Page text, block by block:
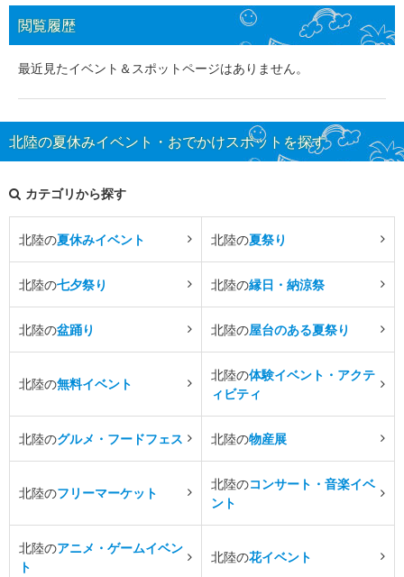
閲覧履歴
最近見たイベント＆スポットページはありません。
北陸の夏休みイベント・おでかけスポットを探す
カテゴリから探す
北陸の夏休みイベント 北陸の夏祭り
北陸の七夕祭り 北陸の縁日・納涼祭
北陸の盆踊り 北陸の屋台のある夏祭り
北陸の無料イベント
北陸の体験イベント・アクテ
ィビティ
北陸のグルメ・フードフェス 北陸の物産展
北陸のフリーマーケット
北陸のコンサート・音楽イベ
ント
北陸のアニメ・ゲームイベン
ト
北陸の花イベント